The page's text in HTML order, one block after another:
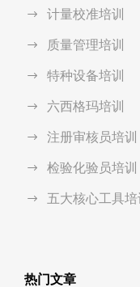
计量校准培训
质量管理培训
特种设备培训
六西格玛培训
注册审核员培训
检验化验员培训
五大核心工具培
热门文章